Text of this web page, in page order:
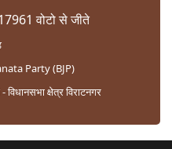
वोटो से जीते
Party (BJP)
विधानसभा क्षेत्र विराटनगर